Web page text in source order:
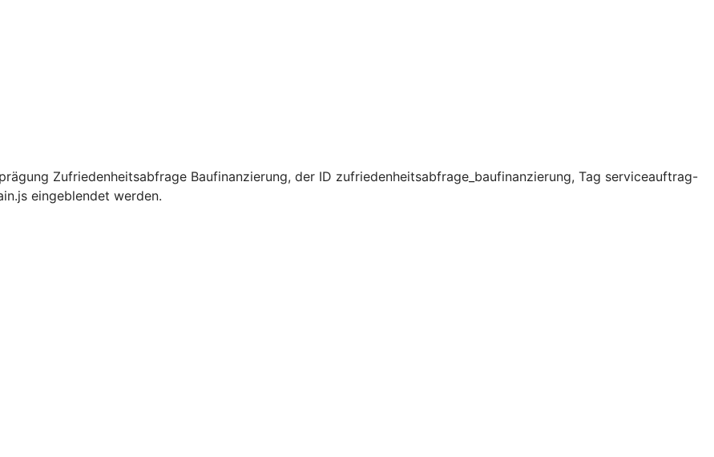
Zufriedenheitsabfrage Baufinanzierung, der ID zufriedenheitsabfrage_baufinanzierung, Tag serviceauftrag-
eingeblendet werden.